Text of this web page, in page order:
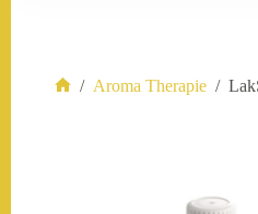
/ Aroma Therapie /